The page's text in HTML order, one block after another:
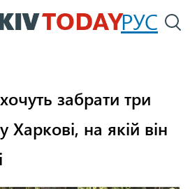
Перейти
до
РУС
забрати три
Харкові, на якій він